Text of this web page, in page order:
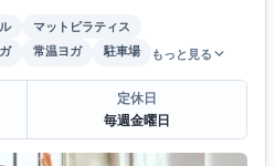
マットピラティス
常温ヨガ 駐車場 もっと見る
定休日
毎週金曜日